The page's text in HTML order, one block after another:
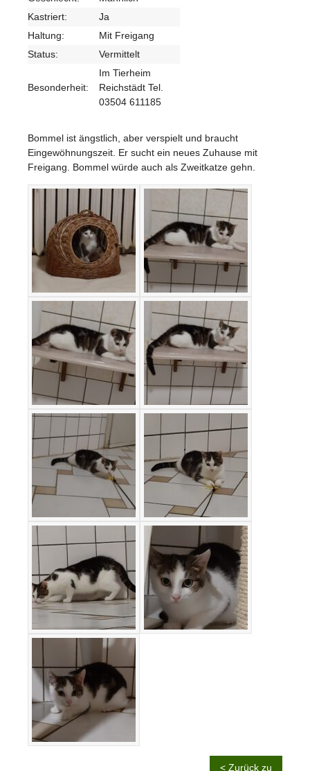
Kastriert:
Ja
Haltung:
Mit Freigang
Status:
Vermittelt
Besonderheit:
Im Tierheim
Reichstädt Tel.
03504 611185
Bommel ist ängstlich, aber verspielt und braucht
Eingewöhnungszeit. Er sucht ein neues Zuhause mit
Freigang. Bommel würde auch als Zweitkatze gehn.
< Zurück zu